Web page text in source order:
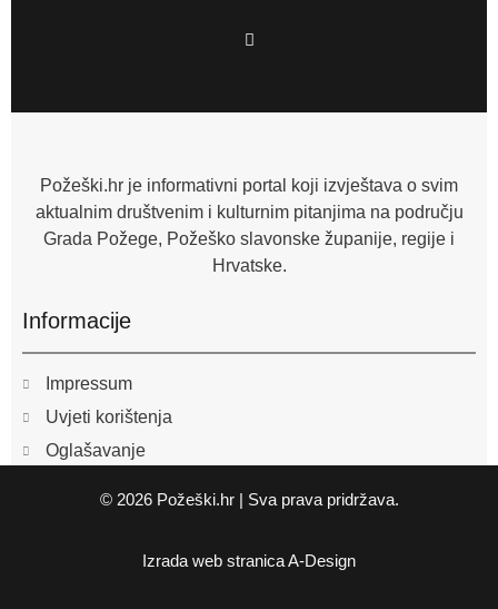
F
a
o
f
Požeški.hr je informativni portal koji izvještava o svim
aktualnim društvenim i kulturnim pitanjima na području
Grada Požege, Požeško slavonske županije, regije i
Hrvatske.
Informacije
Impressum
Uvjeti korištenja
Oglašavanje
© 2026 Požeški.hr | Sva prava pridržava.
Izrada web stranicaA-Design